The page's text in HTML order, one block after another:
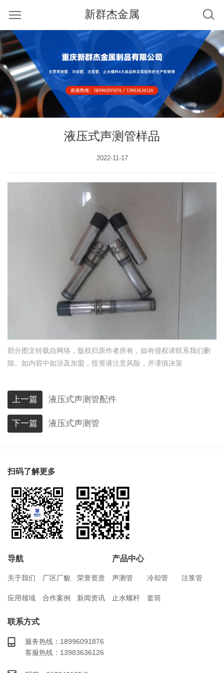
新群杰金属
液压式声测管样品
2022-11-17
部分图文转载自网络，版权归原作者所有，如有侵权请联系我们删
除。如内容中如涉及加盟，投资请注意风险，并谨慎决策
上一篇 液压式声测管配件
下一篇 液压式声测管
扫码了解更多
导航
关于我们 厂区厂貌 荣誉资质
应用领域 合作案例 新闻资讯
产品中心
声测管 冷却管 注浆管
止水螺杆 套筒
联系方式
服务热线：18996091876
客服热线：13983636126